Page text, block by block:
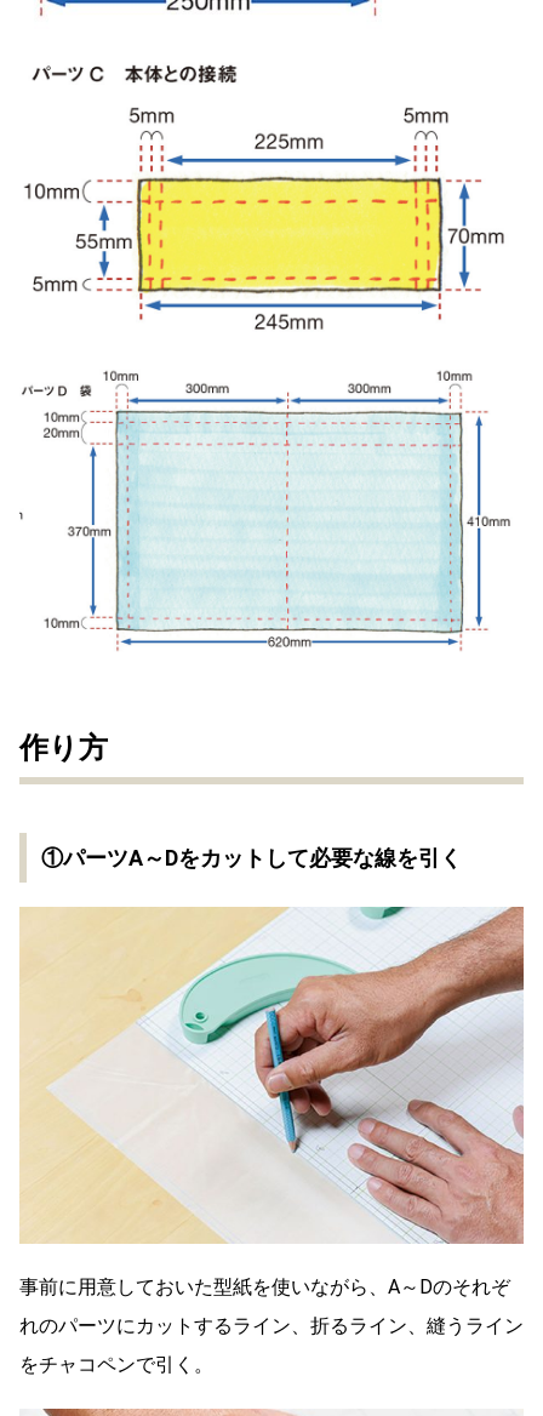
作り方
①パーツA～Dをカットして必要な線を引く
事前に用意しておいた型紙を使いながら、A～Dのそれぞ
れのパーツにカットするライン、折るライン、縫うライン
をチャコペンで引く。